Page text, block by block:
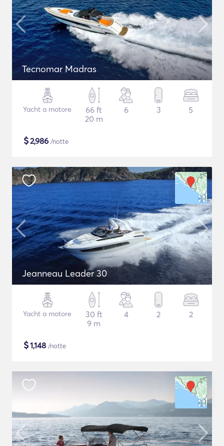
Tecnomar Madras
Yacht a motore
66 ft
20 m
6 3 5
$2,986 /notte
Jeanneau Leader 30
Yacht a motore
30 ft
9 m
4 2 2
$1,148 /notte